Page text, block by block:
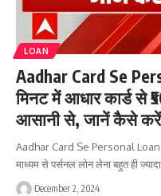
LOAN
Aadhar Card Se
मिनट में आधार कार्ड से
आसानी से, जानें कैसे
Aadhar Card Se Personal Loan
माध्यम से पर्सनल लोन लेना बहुत ही
December 2, 2024